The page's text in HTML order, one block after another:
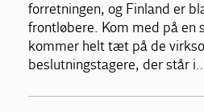
forretningen, og Finland er
frontløbere. Kom med på en
kommer helt tæt på de
beslutningstagere, der står